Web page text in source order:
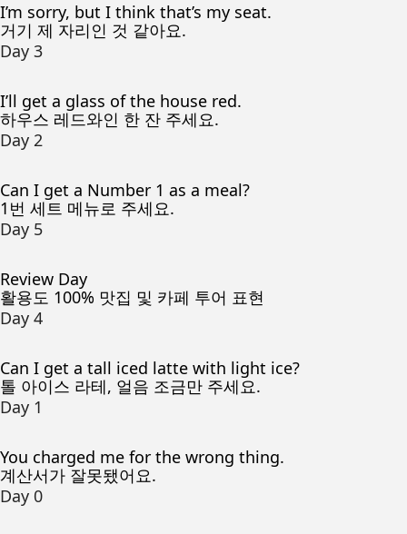
I’m sorry, but I think that’s my seat.
거기 제 자리인 것 같아요.
Day 3
I’ll get a glass of the house red.
하우스 레드와인 한 잔 주세요.
Day 2
Can I get a Number 1 as a meal?
1번 세트 메뉴로 주세요.
Day 5
Review Day
활용도 100% 맛집 및 카페 투어 표현
Day 4
Can I get a tall iced latte with light ice?
톨 아이스 라테, 얼음 조금만 주세요.
Day 1
You charged me for the wrong thing.
계산서가 잘못됐어요.
Day 0